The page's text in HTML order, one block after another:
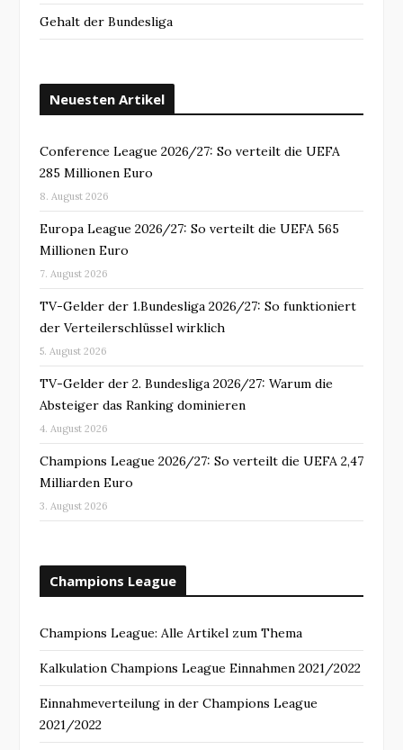
Gehalt der Bundesliga
Neuesten Artikel
Conference League 2026/27: So verteilt die UEFA
285 Millionen Euro
8. August 2026
Europa League 2026/27: So verteilt die UEFA 565
Millionen Euro
7. August 2026
TV-Gelder der 1.Bundesliga 2026/27: So funktioniert
der Verteilerschlüssel wirklich
5. August 2026
TV-Gelder der 2. Bundesliga 2026/27: Warum die
Absteiger das Ranking dominieren
4. August 2026
Champions League 2026/27: So verteilt die UEFA 2,47
Milliarden Euro
3. August 2026
Champions League
Champions League: Alle Artikel zum Thema
Kalkulation Champions League Einnahmen 2021/2022
Einnahmeverteilung in der Champions League
2021/2022